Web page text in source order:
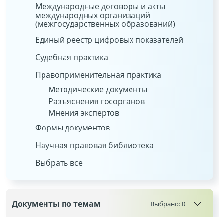
Международные договоры и акты
международных организаций
(межгосударственных образований)
Единый реестр цифровых показателей
Судебная практика
Правоприменительная практика
Методические документы
Разъяснения госорганов
Мнения экспертов
Формы документов
Научная правовая библиотека
Выбрать все
Документы по темам Выбрано:0